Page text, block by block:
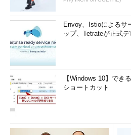
Envoy、Istioによるサ
ップ、Tetrateが正式デ
【Windows 10】でき
ショートカット